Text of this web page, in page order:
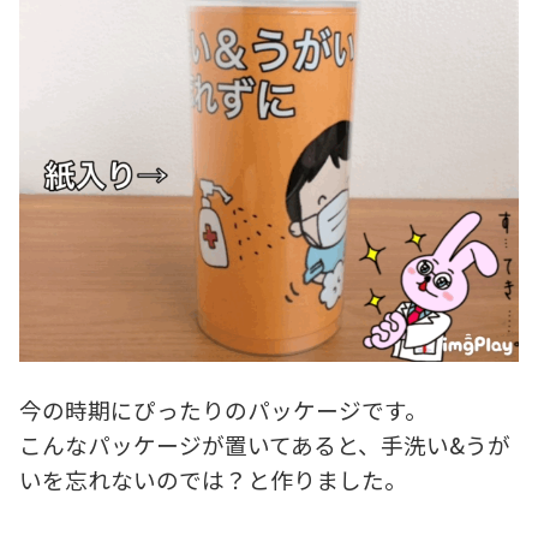
今の時期にぴったりのパッケージです。
こんなパッケージが置いてあると、手洗い&うが
いを忘れないのでは？と作りました。